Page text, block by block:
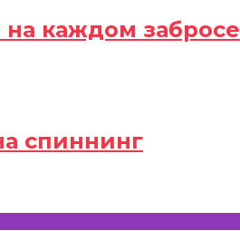
каждом забросе
спиннинг